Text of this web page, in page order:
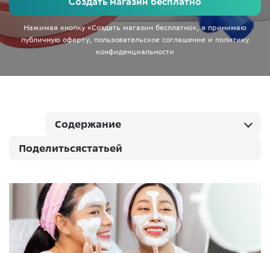
Нажимая кнопку «Создать магазин бесплатно», я принимаю
публичную оферту, пользовательское соглашение и политику
конфиденциальности
Содержание
Поделитьсястатьей